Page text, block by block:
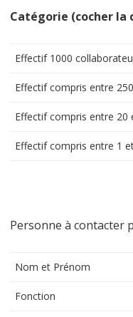
Catégorie (cocher la
Effectif 1000
Effectif compris entre
Effectif compris entre 20
Effectif compris entre 1
Personne à contacter
Nom et Prénom
Fonction